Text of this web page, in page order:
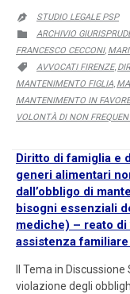

STUDIO LEGALE PSP

CATEGORY
ARCHIVIO
FRANCESCO CECCONI,

CATEGORY
AVVOCATI FIRENZE,
MANTENIMENTO FIGLIA
MANTENIMENTO IN
VOLONTÀ DI NON
Diritto di famiglia e
generi alimentari
dall’obbligo di
bisogni essenziali
mediche) – reato
assistenza
Il Tema in
violazione degli